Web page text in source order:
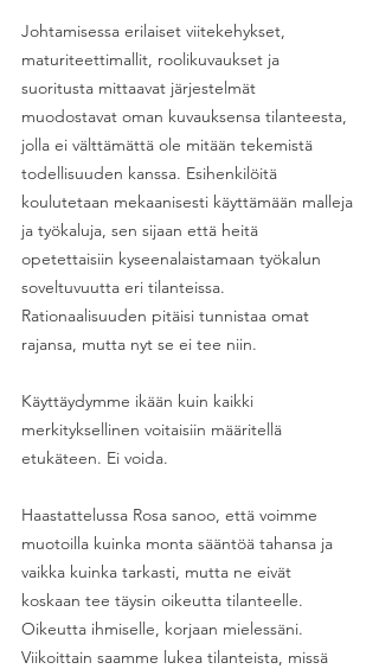
Johtamisessa erilaiset viitekehykset,
maturiteettimallit, roolikuvaukset ja
suoritusta mittaavat järjestelmät
muodostavat oman kuvauksensa tilanteesta,
jolla ei välttämättä ole mitään tekemistä
todellisuuden kanssa. Esihenkilöitä
koulutetaan mekaanisesti käyttämään malleja
ja työkaluja, sen sijaan että heitä
opetettaisiin kyseenalaistamaan työkalun
soveltuvuutta eri tilanteissa.
Rationaalisuuden pitäisi tunnistaa omat
rajansa, mutta nyt se ei tee niin.
Käyttäydymme ikään kuin kaikki
merkityksellinen voitaisiin määritellä
etukäteen. Ei voida.
Haastattelussa Rosa sanoo, että voimme
muotoilla kuinka monta sääntöä tahansa ja
vaikka kuinka tarkasti, mutta ne eivät
koskaan tee täysin oikeutta tilanteelle.
Oikeutta ihmiselle, korjaan mielessäni.
Viikoittain saamme lukea tilanteista, missä